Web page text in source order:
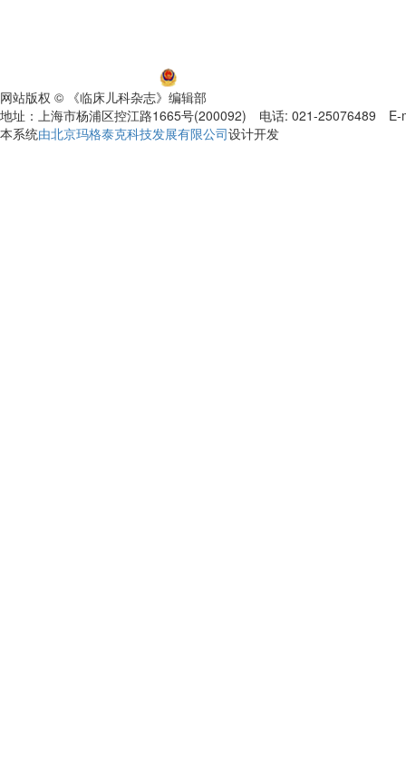
网站版权 © 《临床儿科杂志》编辑部
地址：上海市杨浦区控江路1665号(200092) 电话: 021-25076489 E-
本系统由北京玛格泰克科技发展有限公司设计开发